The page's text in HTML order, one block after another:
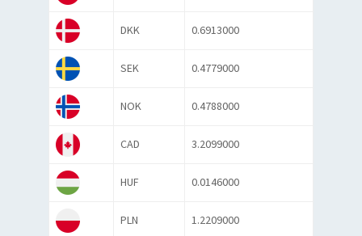
DKK 0.6913000
SEK 0.4779000
NOK 0.4788000
CAD 3.2099000
HUF 0.0146000
PLN 1.2209000